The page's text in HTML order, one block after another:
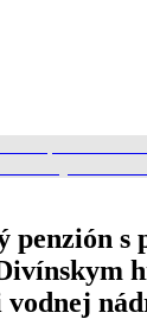
penzión s